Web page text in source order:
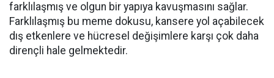
farklılaşmış ve olgun bir yapıya kavuşmasını sağlar.
Farklılaşmış bu meme dokusu, kansere yol açabilecek
dış etkenlere ve hücresel değişimlere karşı çok daha
dirençli hale gelmektedir.